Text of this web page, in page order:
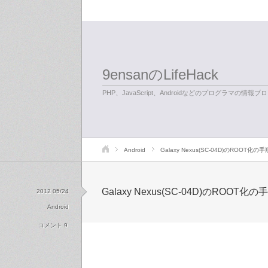
9ensanのLifeHack
PHP、JavaScript、Androidなどのプログラマの情報ブ
Android Galaxy Nexus(SC-04D)のROOT化の
Galaxy Nexus(SC-04D)のROOT化の
2012 05/24
Android
コメント 9